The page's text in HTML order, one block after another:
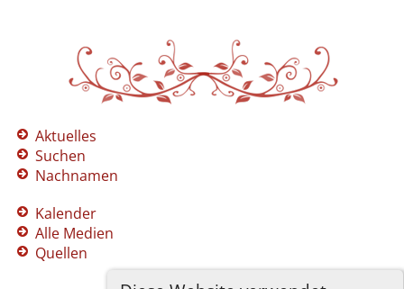
Aktuelles
Suchen
Nachnamen
Kalender
Alle Medien
Quellen